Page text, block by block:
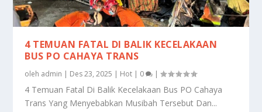
4 TEMUAN FATAL DI BALIK KECELAKAAN
BUS PO CAHAYA TRANS
oleh admin | Des 23, 2025 | Hot | 0 |
4 Temuan Fatal Di Balik Kecelakaan Bus PO Cahaya
Trans Yang Menyebabkan Musibah Tersebut Dan...